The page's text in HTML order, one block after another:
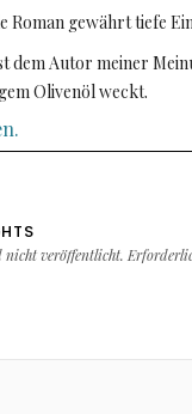
Roman gewährt tiefe
dem Autor meiner
Olivenöl weckt.
veröffentlicht.